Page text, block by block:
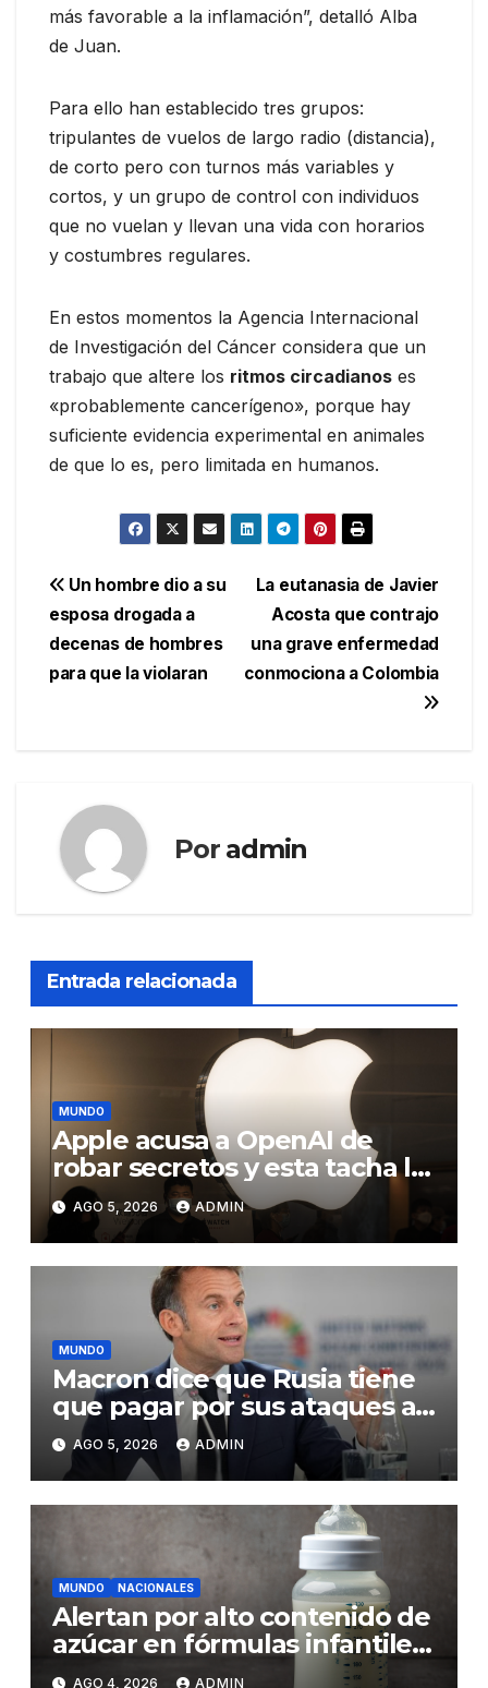
más favorable a la inflamación”, detalló Alba
de Juan.
Para ello han establecido tres grupos:
tripulantes de vuelos de largo radio (distancia),
de corto pero con turnos más variables y
cortos, y un grupo de control con individuos
que no vuelan y llevan una vida con horarios
y costumbres regulares.
En estos momentos la Agencia Internacional
de Investigación del Cáncer considera que un
trabajo que altere los ritmos circadianos es
«probablemente cancerígeno», porque hay
suficiente evidencia experimental en animales
de que lo es, pero limitada en humanos.
Navegación
de
entradas
La eutanasia de Javier
Acosta que contrajo
una grave enfermedad
conmociona a Colombia
Un hombre dio a su
esposa drogada a
decenas de hombres
para que la violaran
Por admin
Entrada relacionada
MUNDO
Apple acusa a OpenAI de
robar secretos y esta tacha la
demanda de «agresiva y
personal»
AGO 5, 2026 ADMIN
MUNDO
Macron dice que Rusia tiene
que pagar por sus ataques a
Ucrania y promete más
presión
AGO 5, 2026 ADMIN
MUNDO NACIONALES
Alertan por alto contenido de
azúcar en fórmulas infantiles
y sus riesgos para la salud de
AGO 4, 2026 ADMIN